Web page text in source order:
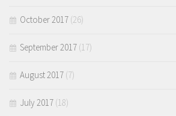
October 2017 (26)
September 2017 (17)
August 2017 (7)
July 2017 (18)